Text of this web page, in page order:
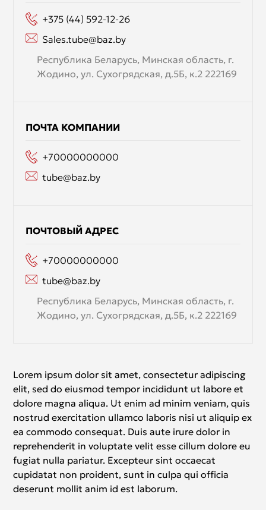
+375 (44) 592-12-26
Sales.tube@baz.by
Республика Беларусь, Минская область, г.
Жодино, ул. Сухогрядская, д.5Б, к.2 222169
ПОЧТА КОМПАНИИ
+70000000000
tube@baz.by
ПОЧТОВЫЙ АДРЕС
+70000000000
tube@baz.by
Республика Беларусь, Минская область, г.
Жодино, ул. Сухогрядская, д.5Б, к.2 222169
Lorem ipsum dolor sit amet, consectetur adipiscing
elit, sed do eiusmod tempor incididunt ut labore et
dolore magna aliqua. Ut enim ad minim veniam, quis
nostrud exercitation ullamco laboris nisi ut aliquip ex
ea commodo consequat. Duis aute irure dolor in
reprehenderit in voluptate velit esse cillum dolore eu
fugiat nulla pariatur. Excepteur sint occaecat
cupidatat non proident, sunt in culpa qui officia
deserunt mollit anim id est laborum.